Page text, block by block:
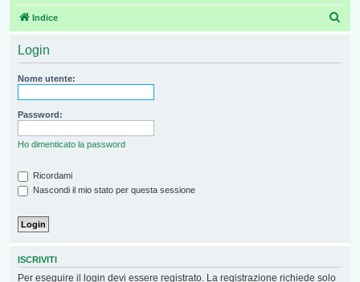
Indice
Login
Nome utente:
Password:
Ho dimenticato la password
Ricordami
Nascondi il mio stato per questa sessione
ISCRIVITI
Per eseguire il login devi essere registrato. La registrazione richiede solo